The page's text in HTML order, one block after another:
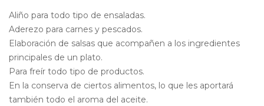
Aliño para todo tipo de ensaladas.
Aderezo para carnes y pescados.
Elaboración de salsas que acompañen a los ingredientes
principales de un plato.
Para freír todo tipo de productos.
En la conserva de ciertos alimentos, lo que les aportará
también todo el aroma del aceite.